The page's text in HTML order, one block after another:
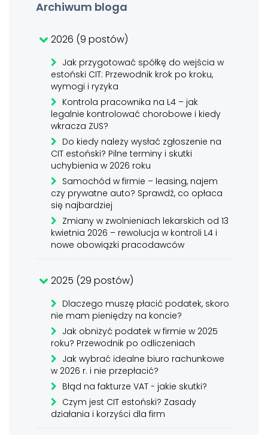
Archiwum bloga
2026 (9 postów)
Jak przygotować spółkę do wejścia w
estoński CIT: Przewodnik krok po kroku,
wymogi i ryzyka
Kontrola pracownika na L4 – jak
legalnie kontrolować chorobowe i kiedy
wkracza ZUS?
Do kiedy należy wysłać zgłoszenie na
CIT estoński? Pilne terminy i skutki
uchybienia w 2026 roku
Samochód w firmie – leasing, najem
czy prywatne auto? Sprawdź, co opłaca
się najbardziej
Zmiany w zwolnieniach lekarskich od 13
kwietnia 2026 – rewolucja w kontroli L4 i
nowe obowiązki pracodawców
2025 (29 postów)
Dlaczego muszę płacić podatek, skoro
nie mam pieniędzy na koncie?
Jak obniżyć podatek w firmie w 2025
roku? Przewodnik po odliczeniach
Jak wybrać idealne biuro rachunkowe
w 2026 r. i nie przepłacić?
Błąd na fakturze VAT - jakie skutki?
Czym jest CIT estoński? Zasady
działania i korzyści dla firm